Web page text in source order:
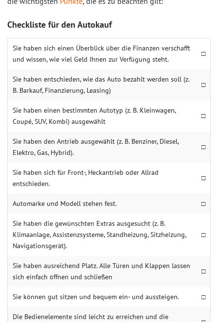
Checkliste für den Autokauf
Sie haben sich einen Überblick über die Finanzen verschafft
und wissen, wie viel Geld Ihnen zur Verfügung steht.
□
Sie haben entschieden, wie das Auto bezahlt werden soll (z.
B. Barkauf, Finanzierung, Leasing)
□
Sie haben einen bestimmten Autotyp (z. B. Kleinwagen,
Coupé, SUV, Kombi) ausgewählt
□
Sie haben den Antrieb ausgewählt (z. B. Benziner, Diesel,
Elektro, Gas, Hybrid).
□
Sie haben sich für Front-, Heckantrieb oder Allrad
entschieden.
□
Automarke und Modell stehen fest. □
Sie haben die gewünschten Extras ausgesucht (z. B.
Klimaanlage, Assistenzsysteme, Standheizung, Sitzheizung,
Navigationsgerät).
□
Sie haben ausreichend Platz. Alle Türen und Klappen lassen
sich einfach öffnen und schließen
□
Sie können gut sitzen und bequem ein- und aussteigen. □
Die Bedienelemente sind leicht zu erreichen und die